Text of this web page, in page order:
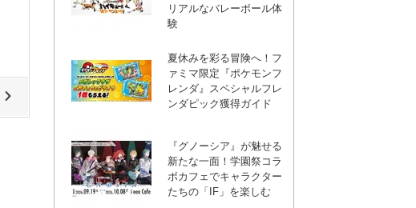
リアルなバレーボール体
験
夏休みを彩る冒険へ！フ
ァミマ限定『ポケモンフ
レンダ』スペシャルフレ
ンダピック獲得ガイド
『グノーシア』が魅せる
新たな一面！学園祭コラ
ボカフェでキャラクター
たちの「IF」を楽しむ